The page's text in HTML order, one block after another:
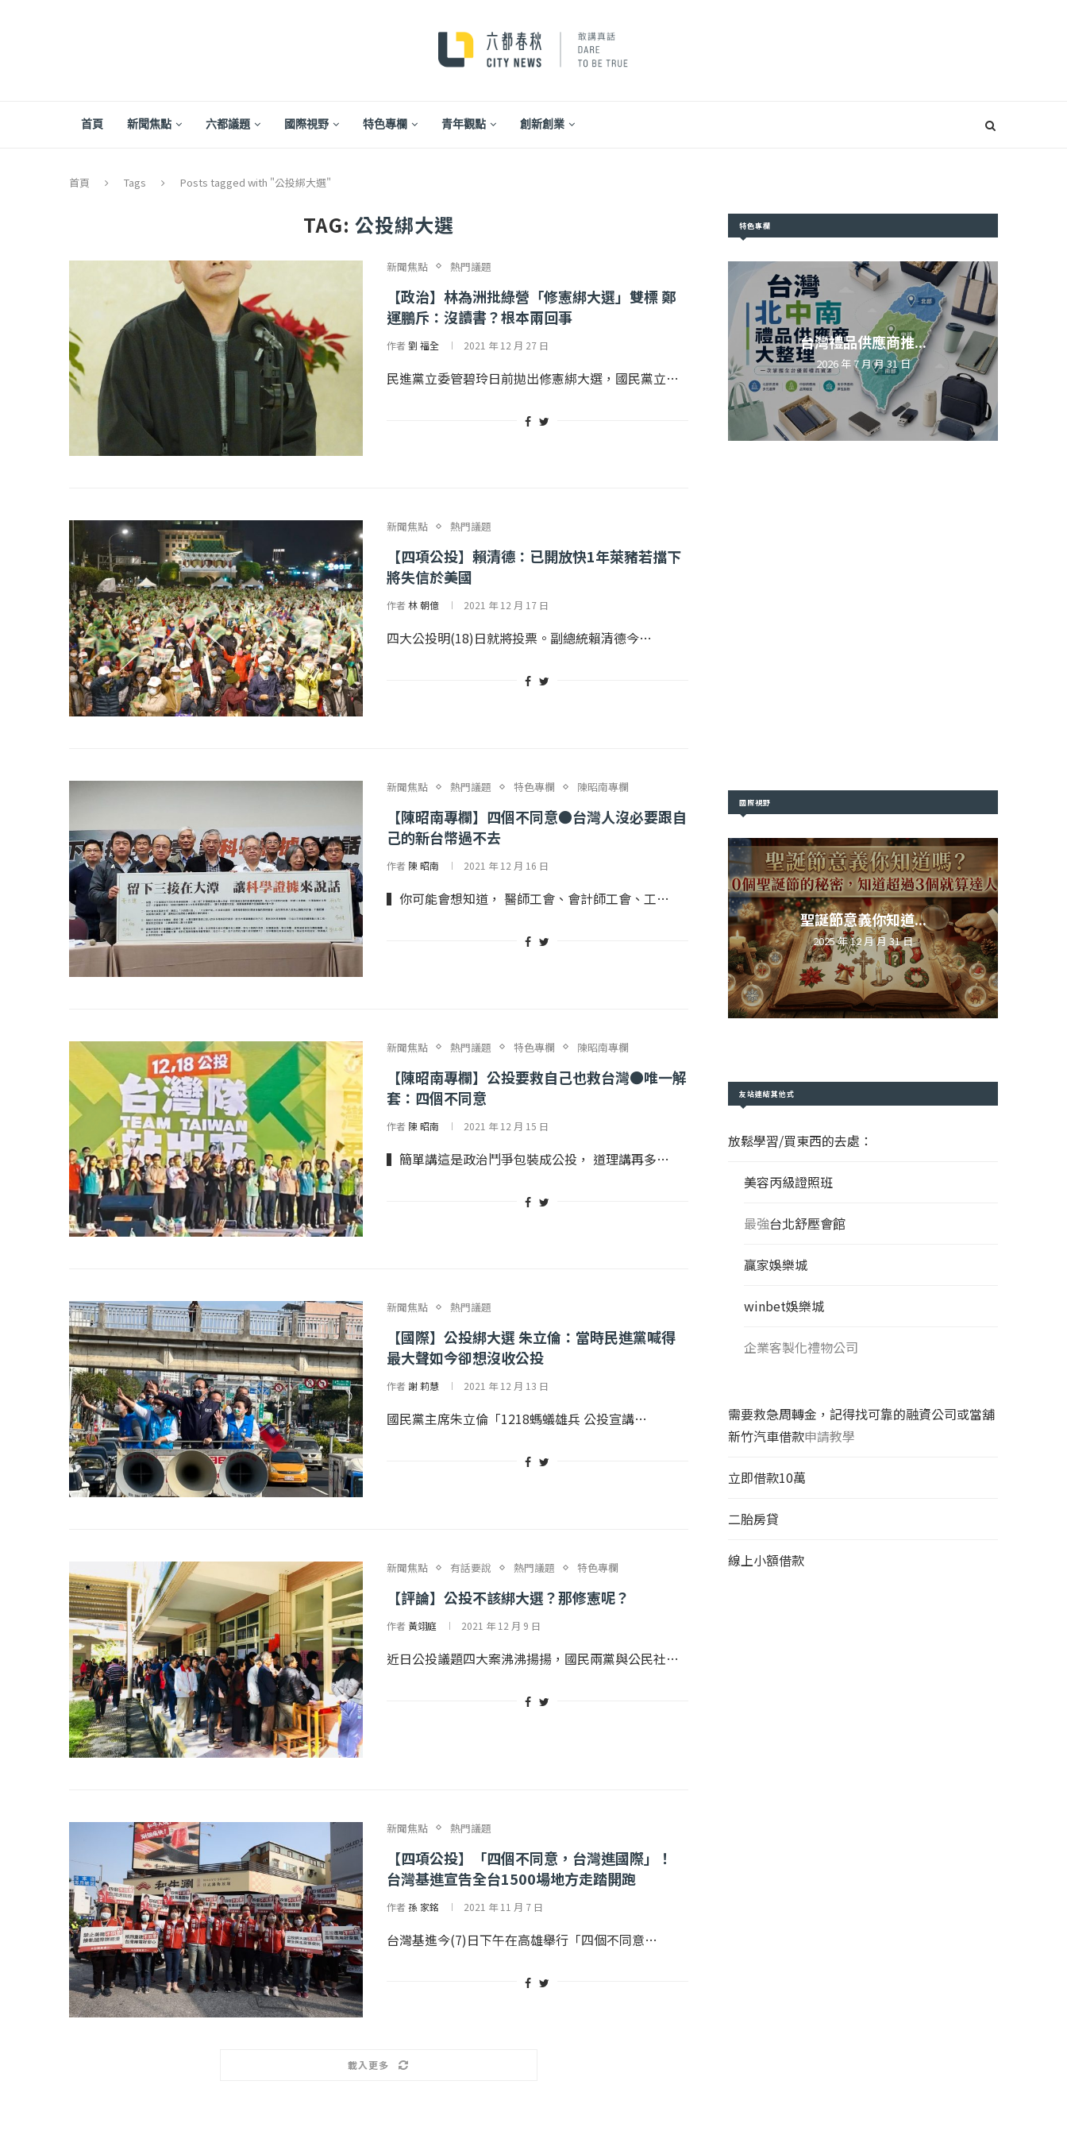
首頁 新聞焦點 六都議題 國際視野 特色專欄 青年觀點 創新創業
首頁 Tags Posts tagged with "公投綁大選"
TAG: 公投綁大選
新聞焦點 熱門議題
【政治】林為洲批綠營「修憲綁大選」雙標 鄭
運鵬斥：沒讀書？根本兩回事
作者劉 福全 2021 年 12 月 27 日
民進黨立委管碧玲日前拋出修憲綁大選，國民黨立…
新聞焦點 熱門議題
【四項公投】賴清德：已開放快1年萊豬若擋下
將失信於美國
作者林 朝億 2021 年 12 月 17 日
四大公投明(18)日就將投票。副總統賴清德今…
新聞焦點 熱門議題 特色專欄 陳昭南專欄
【陳昭南專欄】四個不同意●台灣人沒必要跟自
己的新台幣過不去
作者 陳 昭南 2021 年 12 月 16 日
▍你可能會想知道， 醫師工會、會計師工會、工…
新聞焦點 熱門議題 特色專欄 陳昭南專欄
【陳昭南專欄】公投要救自己也救台灣●唯一解
套：四個不同意
作者 陳 昭南 2021 年 12 月 15 日
▍簡單講這是政治鬥爭包裝成公投， 道理講再多…
新聞焦點 熱門議題
【國際】公投綁大選 朱立倫：當時民進黨喊得
最大聲如今卻想沒收公投
作者謝 莉慧 2021 年 12 月 13 日
國民黨主席朱立倫「1218螞蟻雄兵 公投宣講…
新聞焦點 有話要說 熱門議題 特色專欄
【評論】公投不該綁大選？那修憲呢？
作者 黃翊庭 2021 年 12 月 9 日
近日公投議題四大案沸沸揚揚，國民兩黨與公民社…
新聞焦點 熱門議題
【四項公投】「四個不同意，台灣進國際」！
台灣基進宣告全台1500場地方走踏開跑
作者孫 家銘 2021 年 11 月 7 日
台灣基進今(7)日下午在高雄舉行「四個不同意…
載入更多
特色專欄
評論】國民黨在...
2022 年 1 月 月 23 日
【陳昭南專欄】支...
2022 年 1 月 月 22 日
【一個律師的筆記... 台灣禮品供應商推...
2026 年 7 月 月 31 日
國際視野
島雷克雅內斯火...
2023 年 12 月 月 20 日
哈馬斯引爆遠超4...
2023 年 11 月 月 25 日 2022 年 1 月 月 22 日
聖誕節意義你知道...
2025 年 12 月 月 31 日
友站連結其他式
放鬆學習/買東西的去處：
美容丙級證照班
最強台北舒壓會館
贏家娛樂城
winbet娛樂城
企業客製化禮物公司
需要救急周轉金，記得找可靠的融資公司或當舖
新竹汽車借款申請教學
立即借款10萬
二胎房貸
線上小額借款